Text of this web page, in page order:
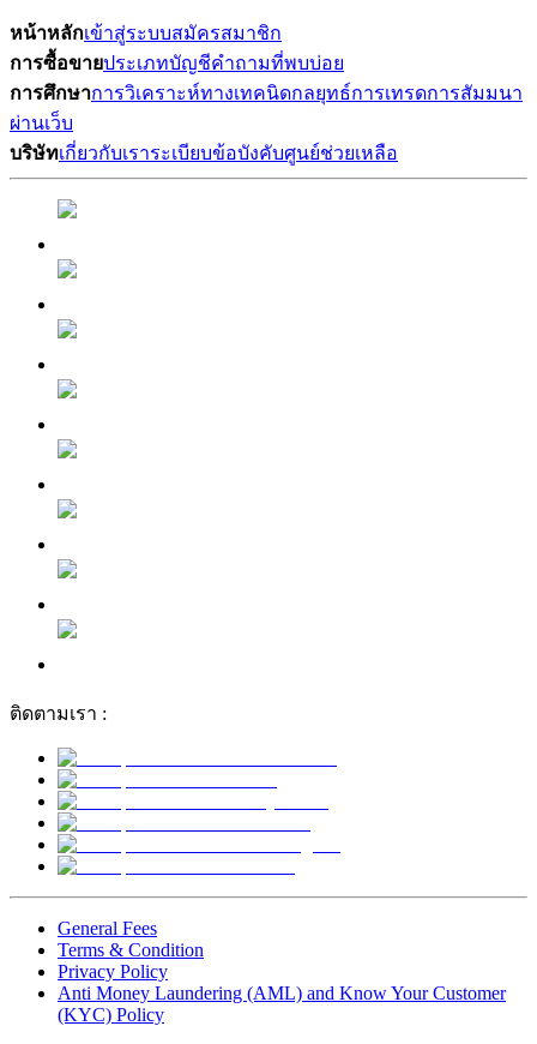
หน้าหลักเข้าสู่ระบบสมัครสมาชิก
การซื้อขายประเภทบัญชีคำถามที่พบบ่อย
การศึกษาการวิเคราะห์ทางเทคนิดกลยุทธ์การเทรดการสัมมนา
ผ่านเว็บ
บริษัทเกี่ยวกับเราระเบียบข้อบังคับศูนย์ช่วยเหลือ
ติดตามเรา :
General Fees
Terms & Condition
Privacy Policy
Anti Money Laundering (AML) and Know Your Customer
(KYC) Policy